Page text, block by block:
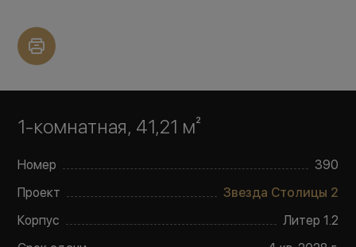
1-комнатная, 41,21 м²
Номер
390
Проект
Звезда Столицы 2
Корпус
Литер 1.2